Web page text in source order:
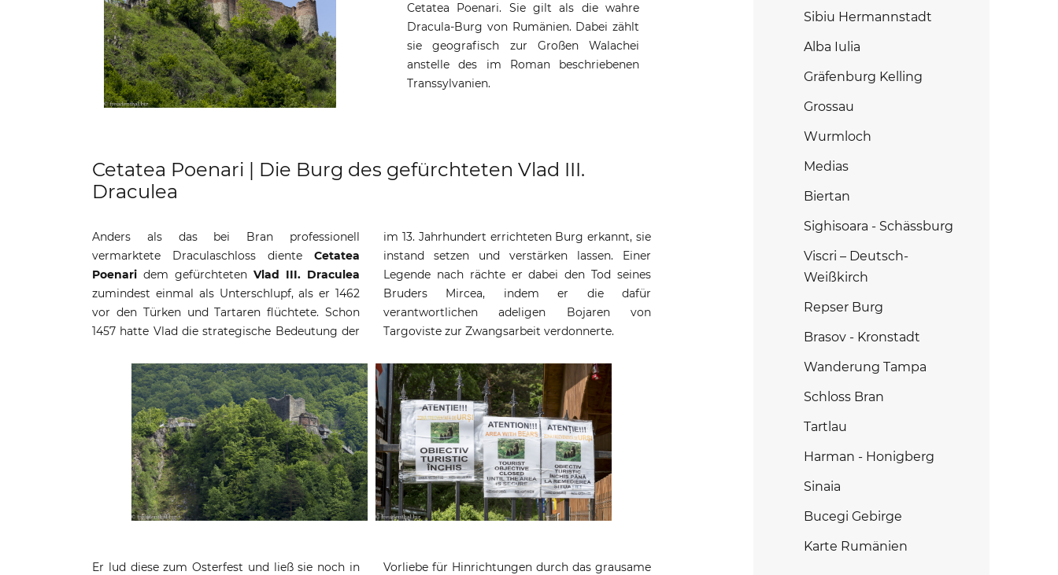
Cetatea Poenari. Sie gilt als die wahre
Dracula-Burg von Rumänien. Dabei zählt
sie geografisch zur Großen Walachei
anstelle des im Roman beschriebenen
Transsylvanien.
Cetatea Poenari | Die Burg des gefürchteten Vlad III.
Draculea
Anders als das bei Bran professionell
vermarktete Draculaschloss diente Cetatea
Poenari dem gefürchteten Vlad III. Draculea
zumindest einmal als Unterschlupf, als er 1462
vor den Türken und Tartaren flüchtete. Schon
1457 hatte Vlad die strategische Bedeutung der
im 13. Jahrhundert errichteten Burg erkannt, sie
instand setzen und verstärken lassen. Einer
Legende nach rächte er dabei den Tod seines
Bruders Mircea, indem er die dafür
verantwortlichen adeligen Bojaren von
Targoviste zur Zwangsarbeit verdonnerte.
Er lud diese zum Osterfest und ließ sie noch in
Vorliebe für Hinrichtungen durch das grausame
Sibiu Hermannstadt
Alba Iulia
Gräfenburg Kelling
Grossau
Wurmloch
Medias
Biertan
Sighisoara - Schässburg
Viscri – Deutsch-
Weißkirch
Repser Burg
Brasov - Kronstadt
Wanderung Tampa
Schloss Bran
Tartlau
Harman - Honigberg
Sinaia
Bucegi Gebirge
Karte Rumänien